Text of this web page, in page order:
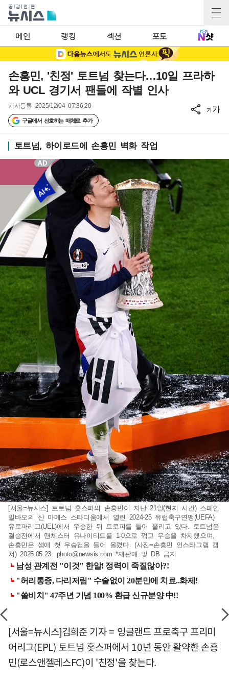
메인 랭킹 섹션 포토
손흥민, '친정' 토트넘 찾는다…10일 프라하
와 UCL 경기서 팬들에 작별 인사
기사등록 2025/12/04 07:36:20
구글에서 선호하는 매체로 추가
가가
토트넘, 하이로드에 손흥민 벽화 작업
[서울=뉴시스] 토트넘 홋스퍼의 손흥민이 지난 21일(현지 시간) 스페인
빌바오의 산 마메스 스타디움에서 열린 2024-25 유럽축구연맹(UEFA)
유로파리그(UEL)에서 우승한 뒤 트로피를 들어 올리고 있다. 토트넘은
결승전에서 맨체스터 유나이티드를 1-0으로 꺾고 우승을 차지했으며,
손흥민은 생애 첫 우승컵을 들어 올렸다. (사진=손흥민 인스타그램 캡
쳐) 2025.05.23. photo@newsis.com *재판매 및 DB 금지
[서울=뉴시스]김희준 기자 = 잉글랜드 프로축구 프리미
어리그(EPL) 토트넘 홋스퍼에서 10년 동안 활약한 손흥
민(로스앤젤레스FC)이 '친정'을 찾는다.